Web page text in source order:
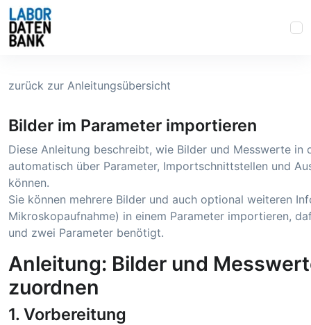
zurück zur Anleitungsübersicht
Bilder im Parameter importieren
Diese Anleitung beschreibt, wie Bilder und Messwerte
automatisch über Parameter, Importschnittstellen und
können.
Sie können mehrere Bilder und auch optional weiteren
Mikroskopaufnahme) in einem Parameter importieren,
und zwei Parameter benötigt.
Anleitung: Bilder und
zuordnen
1. Vorbereitung